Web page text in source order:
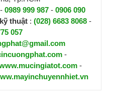
- 0989 999 987 - 0906 090
thuật : (028) 6683 8068-
057
-
-